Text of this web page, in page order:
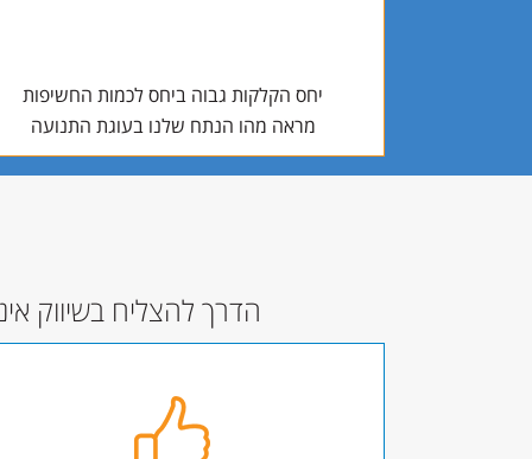
יחס הקלקות גבוה ביחס לכמות החשיפות
מראה מהו הנתח שלנו בעוגת התנועה
הדרך להצליח בשיווק